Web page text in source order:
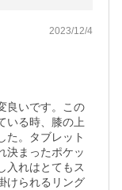
2023/12/4
良いです。この
いる時、膝の上
た。タブレット
決まったポケッ
入れはとてもス
けられるリング